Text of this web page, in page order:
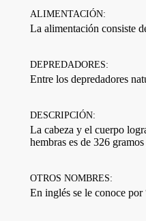
ALIMENTACIÓN:
La alimentación consiste
DEPREDADORES:
Entre los depredadores
DESCRIPCIÓN:
La cabeza y el cuerpo
hembras es de 326
OTROS NOMBRES:
En inglés se le conoce